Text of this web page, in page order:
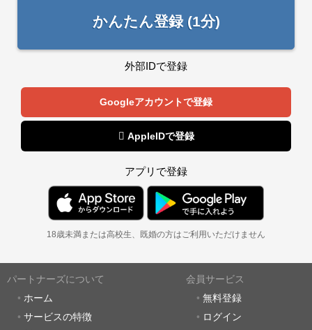
かんたん登録 (1分)
外部IDで登録
Googleアカウントで登録
 AppleIDで登録
アプリで登録
18歳未満または高校生、既婚の方はご利用いただけません
パートナーズについて
ホーム
サービスの特徴
会員サービス
無料登録
ログイン